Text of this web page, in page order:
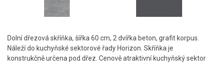
Dolní dřezová skříňka, šířka 60 cm, 2 dvířka beton, grafit korpus.
Náleží do kuchyňské sektorové řady Horizon. Skříňka je
konstrukčně určena pod dřez. Cenově atraktivní kuchyňský sektor